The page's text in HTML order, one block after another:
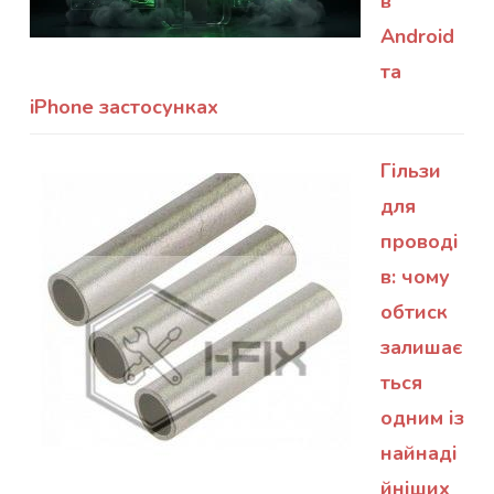
Android
та
iPhone застосунках
Гільзи
для
проводі
в: чому
обтиск
залишає
ться
одним із
найнаді
йніших